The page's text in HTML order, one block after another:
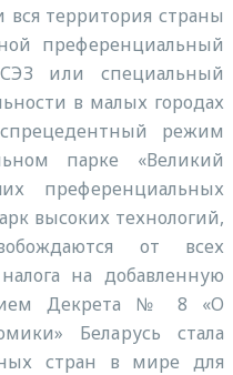
вся территория страны
преференциальный
или специальный
в малых городах
режим
парке «Великий
преференциальных
высоких технологий,
от всех
на добавленную
Декрета № 8 «О
Беларусь стала
стран в мире для